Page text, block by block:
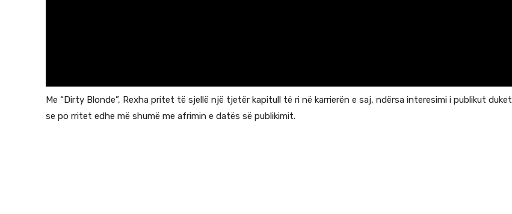
Me “Dirty Blonde”, Rexha pritet të sjellë një tjetër kapitull të ri në karrierën e saj, ndërsa interesimi i publikut duket
se po rritet edhe më shumë me afrimin e datës së publikimit.